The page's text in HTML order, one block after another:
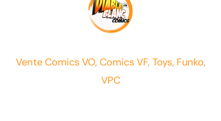
Vente Comics VO, Comics VF, Toys, Funko,
VPC